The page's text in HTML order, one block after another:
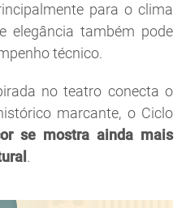
para o clima
elegância também pode
técnico.
no teatro conecta o
marcante, o Ciclo
se mostra ainda mais
.